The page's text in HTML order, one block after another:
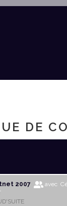
DE
2007
avec